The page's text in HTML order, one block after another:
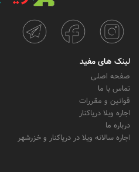
لینک های مفید
صفحه اصلی
تماس با ما
قوانین و مقررات
اجاره ویلا دریاکنار
درباره ما
اجاره سالانه ویلا در دریاکنار و خزرشهر